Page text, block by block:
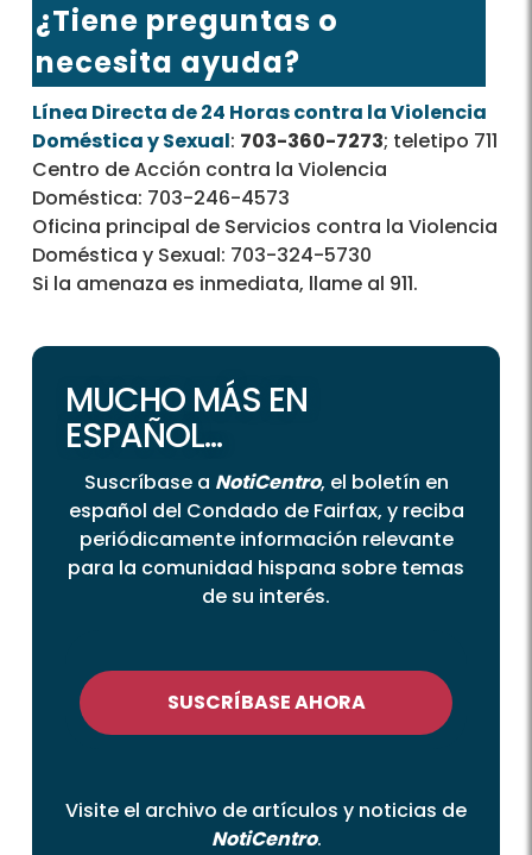
¿Tiene preguntas o
necesita ayuda?
Línea Directa de 24 Horas contra la Violencia
Doméstica y Sexual: 703-360-7273; teletipo 711
Centro de Acción contra la Violencia
Doméstica: 703-246-4573
Oficina principal de Servicios contra la Violencia
Doméstica y Sexual: 703-324-5730
Si la amenaza es inmediata, llame al 911.
MUCHO MÁS EN
ESPAÑOL...
Suscríbase a NotiCentro, el boletín en
español del Condado de Fairfax, y reciba
periódicamente información relevante
para la comunidad hispana sobre temas
de su interés.
SUSCRÍBASE AHORA
Visite el archivo de artículos y noticias de
NotiCentro.